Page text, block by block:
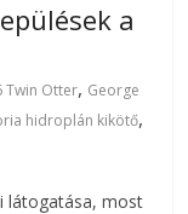
a
Twin Otter, George
hidroplán kikötő,
látogatása, most